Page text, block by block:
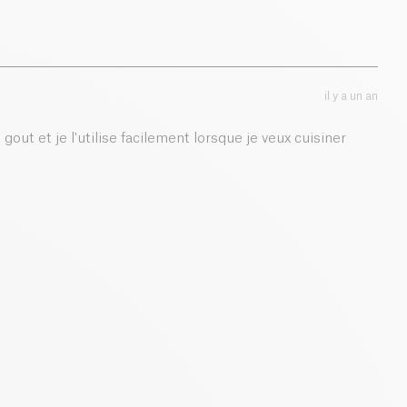
il y a un an
et je l'utilise facilement lorsque je veux cuisiner